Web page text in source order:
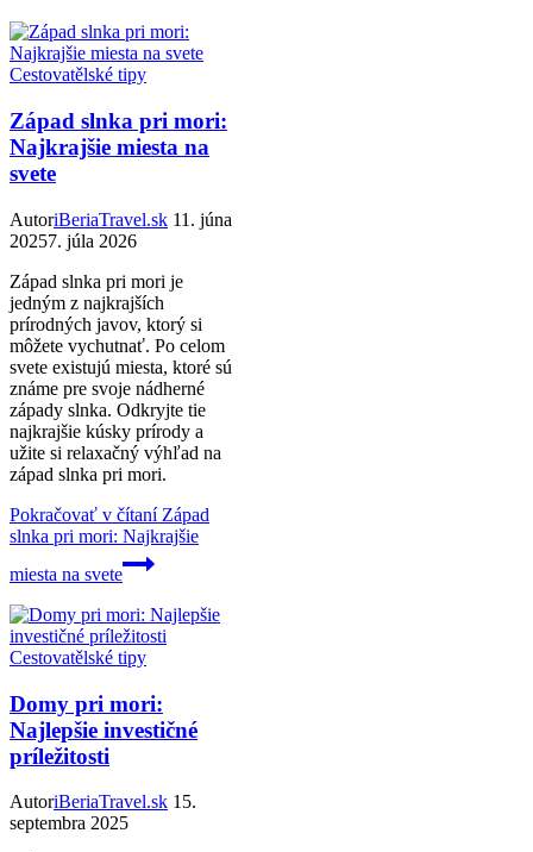
Cestovatělské tipy
Západ slnka pri mori:
Najkrajšie miesta na
svete
AutoriBeriaTravel.sk 11. júna
20257. júla 2026
Západ slnka pri mori je
jedným z najkrajších
prírodných javov, ktorý si
môžete vychutnať. Po celom
svete existujú miesta, ktoré sú
známe pre svoje nádherné
západy slnka. Odkryjte tie
najkrajšie kúsky prírody a
užite si relaxačný výhľad na
západ slnka pri mori.
Pokračovať v čítaníZápad
slnka pri mori: Najkrajšie
miesta na svete
Cestovatělské tipy
Domy pri mori:
Najlepšie investičné
príležitosti
AutoriBeriaTravel.sk 15.
septembra 2025